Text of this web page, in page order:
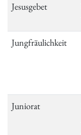
Jesusgebet
Jungfräulichkeit
Juniorat